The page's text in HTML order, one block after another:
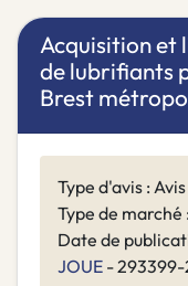
Acquisition et
de lubrifiants
Brest
Type d'avis :
Type de marché
Date de
JOUE -